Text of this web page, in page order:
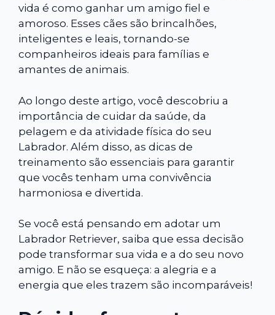
vida é como ganhar um amigo fiel e
amoroso. Esses cães são brincalhões,
inteligentes e leais, tornando-se
companheiros ideais para famílias e
amantes de animais.
Ao longo deste artigo, você descobriu a
importância de cuidar da saúde, da
pelagem e da atividade física do seu
Labrador. Além disso, as dicas de
treinamento são essenciais para garantir
que vocês tenham uma convivência
harmoniosa e divertida.
Se você está pensando em adotar um
Labrador Retriever, saiba que essa decisão
pode transformar sua vida e a do seu novo
amigo. E não se esqueça: a alegria e a
energia que eles trazem são incomparáveis!